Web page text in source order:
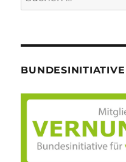
nach:
BUNDESINITIATIVE